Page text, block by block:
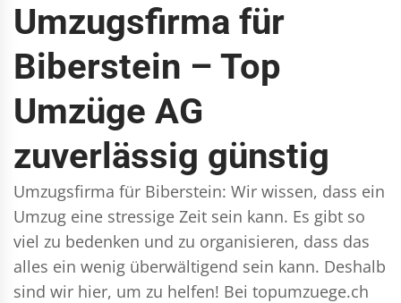
Umzugsfirma für
Biberstein – Top
Umzüge AG
zuverlässig günstig
Umzugsfirma für Biberstein: Wir wissen, dass ein
Umzug eine stressige Zeit sein kann. Es gibt so
viel zu bedenken und zu organisieren, dass das
alles ein wenig überwältigend sein kann. Deshalb
sind wir hier, um zu helfen! Bei topumzuege.ch